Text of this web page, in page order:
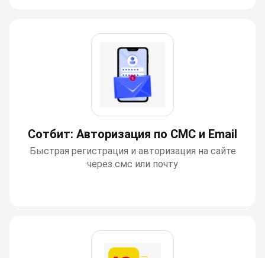
Сотбит: Авторизация по СМС и Email
Быстрая регистрация и авторизация на сайте
через смс или почту